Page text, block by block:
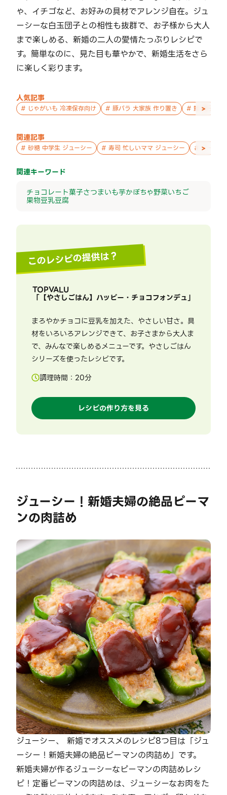
ゃ、イチゴなど、お好みの具材でアレンジ自在。ジュ
ーシーな白玉団子との相性も抜群で、お子様から大人
まで楽しめる、新婚の二人の愛情たっぷりレシピで
す。簡単なのに、見た目も華やかで、新婚生活をさら
に楽しく彩ります。
人気記事
# じゃがいも 冷凍保存向け # 豚バラ 大家族 作り置き # 鮭 親子 作
>
関連記事
# 砂糖 中学生 ジューシー # 寿司 忙しいママ ジューシー # チーズ
>
関連キーワード
チョコレート菓子さつまいも芋かぼちゃ野菜いちご
果物豆乳豆腐
このレシピの提供は？
TOPVALU
「 【やさしごはん】ハッピー・チョコフォンデュ」
まろやかチョコに豆乳を加えた、やさしい甘さ。具
材をいろいろアレンジできて、お子さまから大人ま
で、みんなで楽しめるメニューです。やさしごはん
シリーズを使ったレシピです。
調理時間： 20分
レシピの作り方を見る
ジューシー！新婚夫婦の絶品ピーマ
ンの肉詰め
ジューシー、 新婚でオススメのレシピ8つ目は「ジュ
ーシー！新婚夫婦の絶品ピーマンの肉詰め」です。
新婚夫婦が作るジューシーなピーマンの肉詰めレシ
ピ！定番ピーマンの肉詰めは、ジューシーなお肉をた